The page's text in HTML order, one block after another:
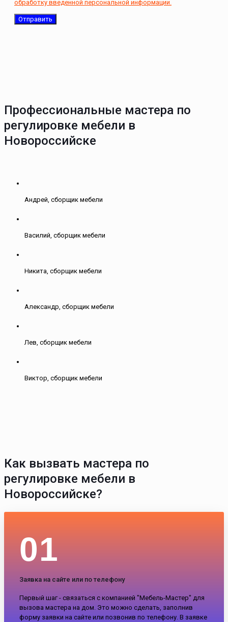
обработку введенной персональной информации.
Профессиональные мастера по
регулировке мебели в
Новороссийске
Андрей, сборщик мебели
Василий, сборщик мебели
Никита, сборщик мебели
Александр, сборщик мебели
Лев, сборщик мебели
Виктор, сборщик мебели
Как вызвать мастера по
регулировке мебели в
Новороссийске?
01
Заявка на сайте или по телефону
Первый шаг - связаться с компанией "Мебель-Мастер" для
вызова мастера на дом. Это можно сделать, заполнив
форму заявки на сайте или позвонив по телефону. В заявке